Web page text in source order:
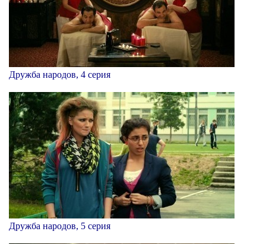
Дружба народов, 4 серия
Дружба народов, 5 серия